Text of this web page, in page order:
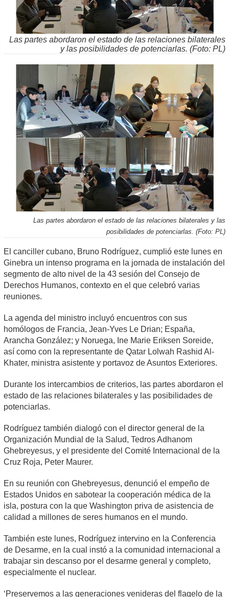
Las partes abordaron el estado de las relaciones bilaterales
y las posibilidades de potenciarlas. (Foto: PL)
Las partes abordaron el estado de las relaciones bilaterales y las
posibilidades de potenciarlas. (Foto: PL)
El canciller cubano, Bruno Rodríguez, cumplió este lunes en
Ginebra un intenso programa en la jornada de instalación del
segmento de alto nivel de la 43 sesión del Consejo de
Derechos Humanos, contexto en el que celebró varias
reuniones.
La agenda del ministro incluyó encuentros con sus
homólogos de Francia, Jean-Yves Le Drian; España,
Arancha González; y Noruega, Ine Marie Eriksen Soreide,
así como con la representante de Qatar Lolwah Rashid Al-
Khater, ministra asistente y portavoz de Asuntos Exteriores.
Durante los intercambios de criterios, las partes abordaron el
estado de las relaciones bilaterales y las posibilidades de
potenciarlas.
Rodríguez también dialogó con el director general de la
Organización Mundial de la Salud, Tedros Adhanom
Ghebreyesus, y el presidente del Comité Internacional de la
Cruz Roja, Peter Maurer.
En su reunión con Ghebreyesus, denunció el empeño de
Estados Unidos en sabotear la cooperación médica de la
isla, postura con la que Washington priva de asistencia de
calidad a millones de seres humanos en el mundo.
También este lunes, Rodríguez intervino en la Conferencia
de Desarme, en la cual instó a la comunidad internacional a
trabajar sin descanso por el desarme general y completo,
especialmente el nuclear.
‘Preservemos a las generaciones venideras del flagelo de la